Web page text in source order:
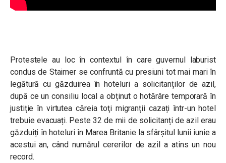
Protestele au loc în contextul în care guvernul laburist
condus de Staimer se confruntă cu presiuni tot mai mari în
legătură cu găzduirea în hoteluri a solicitanților de azil,
după ce un consiliu local a obținut o hotărâre temporară în
justiție în virtutea căreia toţi migranții cazați într-un hotel
trebuie evacuați. Peste 32 de mii de solicitanți de azil erau
găzduiți în hoteluri în Marea Britanie la sfârșitul lunii iunie a
acestui an, când numărul cererilor de azil a atins un nou
record.